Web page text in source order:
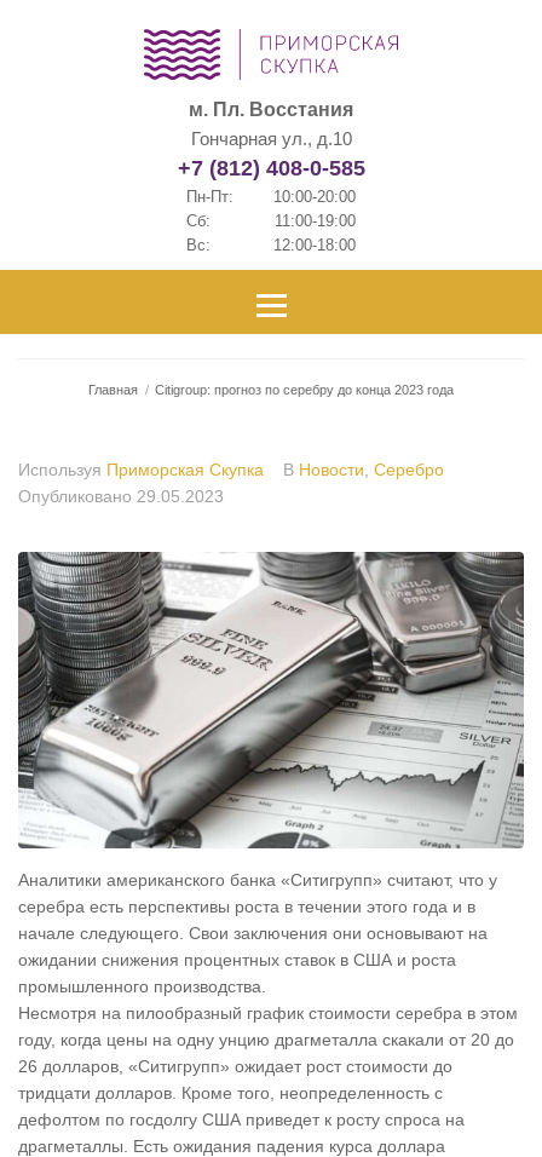
м. Пл. Восстания
Гончарная ул., д.10
+7 (812) 408-0-585
Пн-Пт:
10:00-20:00
Сб:
11:00-19:00
Вс:
12:00-18:00
Главная / Citigroup: прогноз по серебру до конца 2023 года
Используя Приморская Скупка В Новости Серебро
Опубликовано 29.05.2023
Аналитики американского банка «Ситигрупп» считают, что у
серебра есть перспективы роста в течении этого года и в
начале следующего. Свои заключения они основывают на
ожидании снижения процентных ставок в США и роста
промышленного производства.
Несмотря на пилообразный график стоимости серебра в этом
году, когда цены на одну унцию драгметалла скакали от 20 до
26 долларов, «Ситигрупп» ожидает рост стоимости до
тридцати долларов. Кроме того, неопределенность с
дефолтом по госдолгу США приведет к росту спроса на
драгметаллы. Есть ожидания падения курса доллара